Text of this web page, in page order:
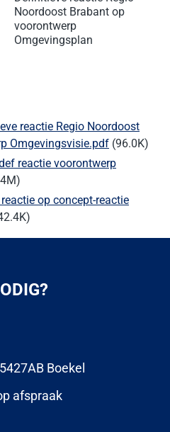
Noordoost Brabant op
voorontwerp
Omgevingsplan
reactie Regio Noordoost
Omgevingsvisie.pdf (96.0K)
reactie voorontwerp
op concept-reactie
Boekel
afspraak